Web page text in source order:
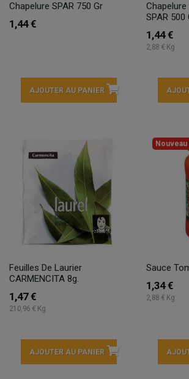
Chapelure SPAR 750 Gr
1,44 €
AJOUTER AU PANIER
SPAR 500
1,44 €
2,88 € Kg
Feuilles De Laurier
CARMENCITA 8g.
1,47 €
210,96 € Kg
AJOUTER AU PANIER
Sauce
1,34 €
2,88 € Kg